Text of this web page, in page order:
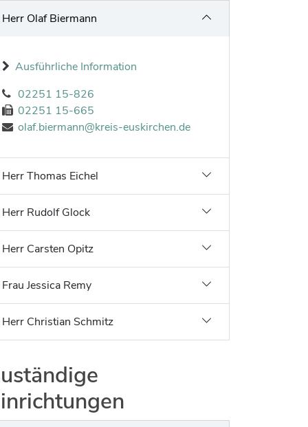
Gefahrenabwehr
Interkulturelle Öffnung
Kreispolizeibehörde
Jobs bei allen Arbeitgebern im Kreisgebiet
Herr Olaf Biermann
Ausführliche Information
02251 15-826
02251 15-665
olaf.biermann@kreis-euskirchen.de
Herr Thomas Eichel
Herr Rudolf Glock
Herr Carsten Opitz
Frau Jessica Remy
Herr Christian Schmitz